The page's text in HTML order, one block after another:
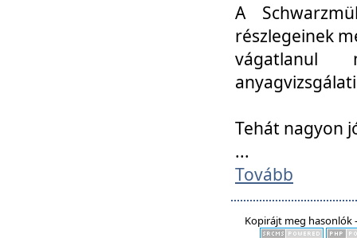
A
részlegeinek
vágatlanul
Tehát nagyon
...
Tovább
Kopirájt meg hasonlók